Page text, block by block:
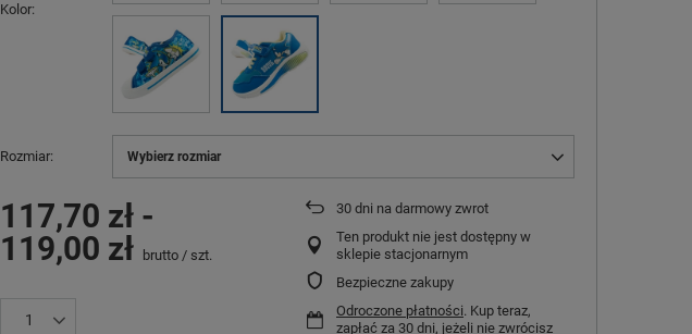
Kolor
Rozmiar Wybierz rozmiar
117,70 zł -
119,00 zł
brutto / szt.
30 dni na darmowy zwrot
Ten produkt nie jest dostępny w
sklepie stacjonarnym
Bezpieczne zakupy
Odroczone płatności. Kup teraz,
zapłać za 30 dni, jeżeli nie zwrócisz